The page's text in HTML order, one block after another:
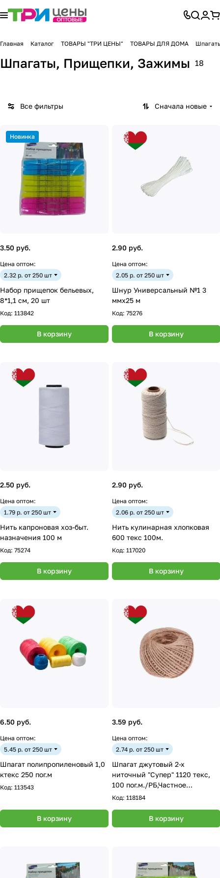
Главная Каталог ТОВАРЫ "ТРИ ЦЕНЫ" ТОВАРЫ ДЛЯ ДОМА
Шпагаты, Прищепки, Зажимы 18
Все фильтры Сначала новые
Новинка
3.50 руб.
Цена оптом:
2.32 р. от 250 шт
Набор прищепок бельевых,
8*1,1 см, 20 шт
Код: 113842
В корзину
2.90 руб.
Цена оптом:
2.05 р. от 250 шт
Шнур Универсальный №1 3
ммх25 м
Код: 75276
В корзину
2.50 руб.
Цена оптом:
1.79 р. от 250 шт
Нить капроновая хоз-быт.
назначения 100 м
Код: 75274
В корзину
2.90 руб.
Цена оптом:
2.06 р. от 250 шт
Нить кулинарная хлопковая
600 текс 100м.
Код: 117020
В корзину
6.50 руб.
Цена оптом:
5.45 р. от 250 шт
Шпагат полипропиленовый 1,0
ктекс 250 пог.м
Код: 113543
В корзину
3.59 руб.
Цена оптом:
2.74 р. от 250 шт
Шпагат джутовый 2-х
ниточный "Супер" 1120 текс,
100 пог.м./РБ,Частное
предприятие "МегаКорд"/
Код: 118184
В корзину